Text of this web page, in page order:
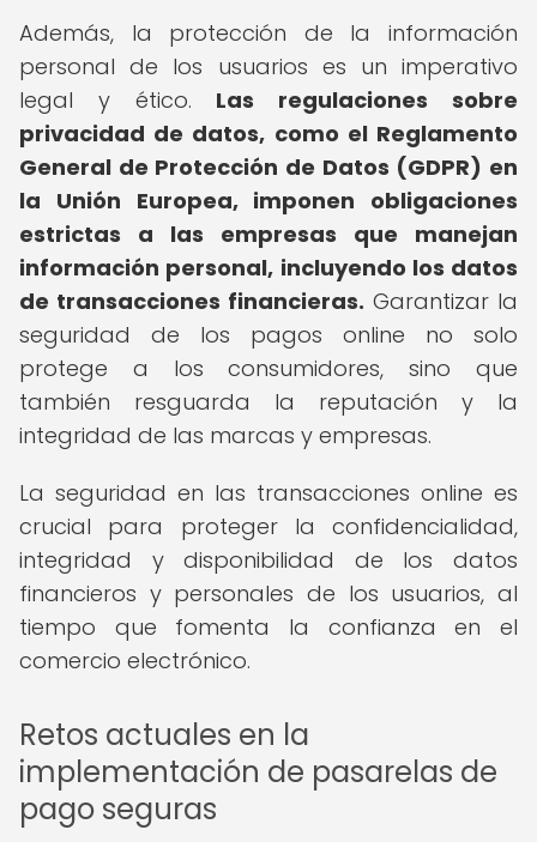
Además, la protección de la información
personal de los usuarios es un imperativo
legal y ético. Las regulaciones sobre
privacidad de datos, como el Reglamento
General de Protección de Datos (GDPR) en
la Unión Europea, imponen obligaciones
estrictas a las empresas que manejan
información personal, incluyendo los datos
de transacciones financieras. Garantizar la
seguridad de los pagos online no solo
protege a los consumidores, sino que
también resguarda la reputación y la
integridad de las marcas y empresas.
La seguridad en las transacciones online es
crucial para proteger la confidencialidad,
integridad y disponibilidad de los datos
financieros y personales de los usuarios, al
tiempo que fomenta la confianza en el
comercio electrónico.
Retos actuales en la
implementación de pasarelas de
pago seguras